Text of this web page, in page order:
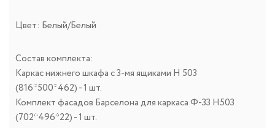
Цвет: Белый/Белый
Состав комплекта:
Каркас нижнего шкафа с 3-мя ящиками Н 503
(816*500*462) - 1 шт.
Комплект фасадов Барселона для каркаса Ф-33 Н503
(702*496*22) - 1 шт.